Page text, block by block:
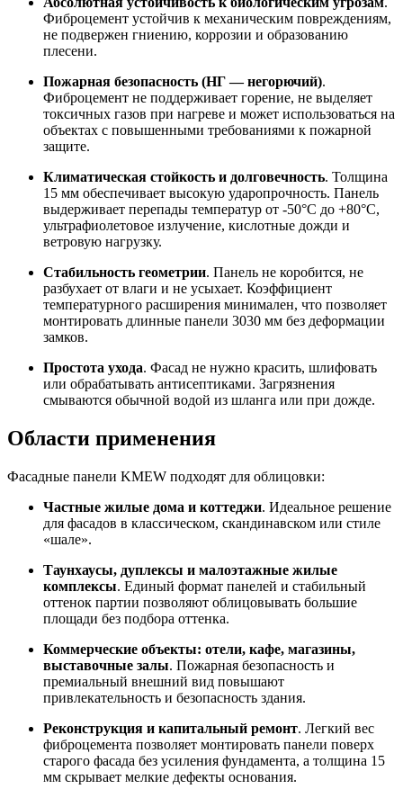
Фиброцемент устойчив к механическим повреждениям,
не подвержен гниению, коррозии и образованию
плесени.
Пожарная безопасность (НГ — негорючий).
Фиброцемент не поддерживает горение, не выделяет
токсичных газов при нагреве и может использоваться на
объектах с повышенными требованиями к пожарной
защите.
Климатическая стойкость и долговечность. Толщина
15 мм обеспечивает высокую ударопрочность. Панель
выдерживает перепады температур от -50°C до +80°C,
ультрафиолетовое излучение, кислотные дожди и
ветровую нагрузку.
Стабильность геометрии. Панель не коробится, не
разбухает от влаги и не усыхает. Коэффициент
температурного расширения минимален, что позволяет
монтировать длинные панели 3030 мм без деформации
замков.
Простота ухода. Фасад не нужно красить, шлифовать
или обрабатывать антисептиками. Загрязнения
смываются обычной водой из шланга или при дожде.
Области применения
Фасадные панели KMEW подходят для облицовки:
Частные жилые дома и коттеджи. Идеальное решение
для фасадов в классическом, скандинавском или стиле
«шале».
Таунхаусы, дуплексы и малоэтажные жилые
комплексы. Единый формат панелей и стабильный
оттенок партии позволяют облицовывать большие
площади без подбора оттенка.
Коммерческие объекты: отели, кафе, магазины,
выставочные залы. Пожарная безопасность и
премиальный внешний вид повышают
привлекательность и безопасность здания.
Реконструкция и капитальный ремонт. Легкий вес
фиброцемента позволяет монтировать панели поверх
старого фасада без усиления фундамента, а толщина 15
мм скрывает мелкие дефекты основания.